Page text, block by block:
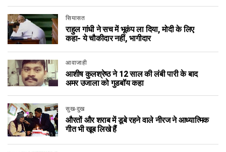
सियासत
राहुल गांधी ने सच में भूकंप ला दिया, मोदी के लिए
कहा- ये चौकीदार नहीं, भागीदार
आवाजाही
आशीष कुलश्रेष्ठ ने 12 साल की लंबी पारी के बाद
अमर उजाला को गुडबॉय कहा
सुख-दुख
औरतों और शराब में डूबे रहने वाले नीरज ने आध्यात्मिक
गीत भी खूब लिखे हैं